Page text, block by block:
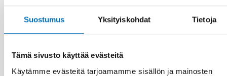
Suostumus Yksityiskohdat Tietoja
Tämä sivusto käyttää evästeitä
Käytämme evästeitä tarjoamamme sisällön ja mainosten
Nordic examples for more inclusive schools